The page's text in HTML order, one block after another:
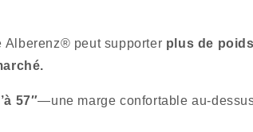
Alberenz® peut supporter plus de
57″—une marge confortable au-